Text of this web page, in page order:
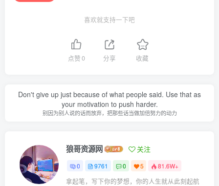
喜欢就支持一下吧
点赞0 分享 收藏
Don't give up just because of what people said. Use that as
your motivation to push harder.
别因为别人说的话而放弃，把那些话当做加倍努力的动力
狼哥资源网 关注
0 9761 0 5 81.6W+
拿起笔，写下你的梦想，你的人生就从此刻起航